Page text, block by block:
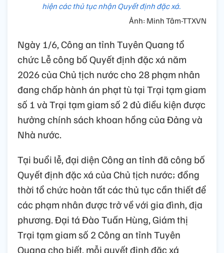
hiện các thủ tục nhận Quyết định đặc xá.
Ảnh: Minh Tâm-TTXVN
Ngày 1/6, Công an tỉnh Tuyên Quang tổ
chức Lễ công bố Quyết định đặc xá năm
2026 của Chủ tịch nước cho 28 phạm nhân
đang chấp hành án phạt tù tại Trại tạm giam
số 1 và Trại tạm giam số 2 đủ điều kiện được
hưởng chính sách khoan hồng của Đảng và
Nhà nước.
Tại buổi lễ, đại diện Công an tỉnh đã công bố
Quyết định đặc xá của Chủ tịch nước; đồng
thời tổ chức hoàn tất các thủ tục cần thiết để
các phạm nhân được trở về với gia đình, địa
phương. Đại tá Đào Tuấn Hùng, Giám thị
Trại tạm giam số 2 Công an tỉnh Tuyên
Quang cho biết, mỗi quyết định đặc xá